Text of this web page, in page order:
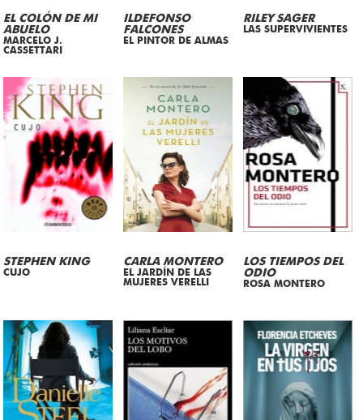
EL COLÓN DE MI
ABUELO
MARCELO J.
CASSETTARI
ILDEFONSO
FALCONES
EL PINTOR DE ALMAS
RILEY SAGER
LAS SUPERVIVIENTES
STEPHEN KING
CUJO
CARLA MONTERO
EL JARDÍN DE LAS
MUJERES VERELLI
LOS TIEMPOS DEL
ODIO
ROSA MONTERO